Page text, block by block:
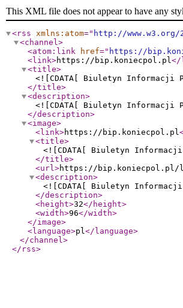
This XML file does not appear to have any
<rss xmlns:atom=" http://www.w3.org/
<channel>
<atom:link
href=" https://
<link>https://bip.koniecpol.pl
<title>
<![CDATA[ Biuletyn Informacji
</title>
<description>
<![CDATA[ Biuletyn Informacji
</description>
<image>
<link>https://bip.koniecpol.pl
<title>
<![CDATA[ Biuletyn
</title>
<url>https://bip.koniecpol.pl/
<description>
<![CDATA[ Biuletyn
</description>
<height>32</height>
<width>96</width>
</image>
<language>pl</language>
</channel>
</rss>